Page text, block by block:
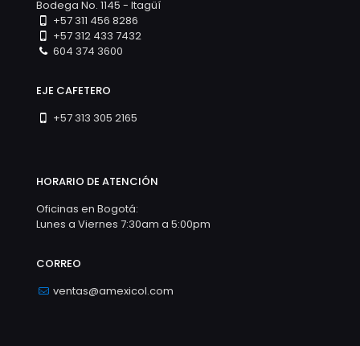
Bodega No. 1145 - Itagüí
+57 311 456 8286
+57 312 433 7432
604 374 3600
EJE CAFETERO
+57 313 305 2165
HORARIO DE ATENCIÓN
Oficinas en Bogotá:
Lunes a Viernes 7:30am a 5:00pm
CORREO
ventas@amexicol.com